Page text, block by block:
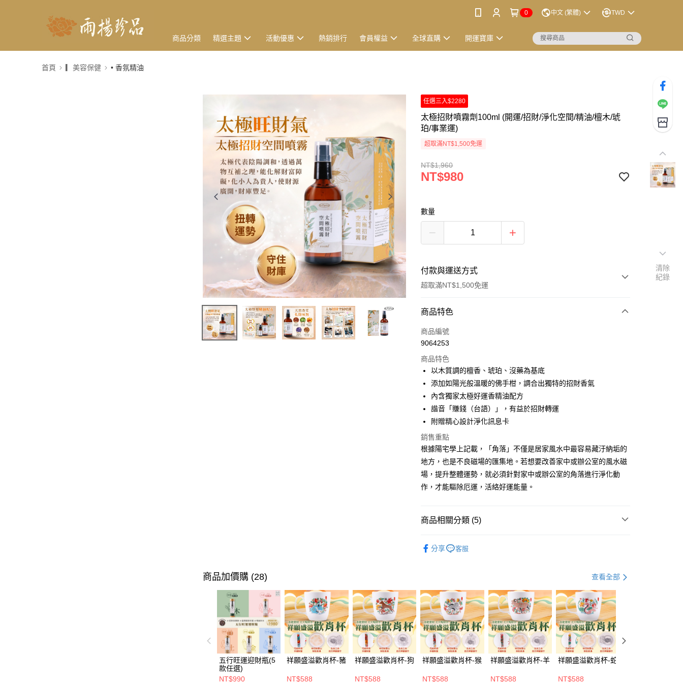
0 中文 (繁體) TWD
商品分類 精選主題 活動優惠 熱銷排行 會員權益 全球直購 開運寶庫
首頁 ▎美容保健 • 香氛精油
任選三入$2280
太極招財噴霧劑100ml (開運/招財/淨化空間/精油/檀木/琥
珀/事業運)
超取滿NT$1,500免運
NT$1,960
NT$980
數量
付款與運送方式
超取滿NT$1,500免運
付款方式
信用卡一次付款
Apple Pay
街口支付
悠遊付
Google Pay
全支付
大哥付你分期
相關說明
【大哥付你分期使用說明】
1.本服務由台灣大哥大提供，台灣大哥大用戶可立即使用無須另外申請。
完成交易。
消。如遇「轉專審核」未通過狀況，表示未達大哥付你分期系統評分，恕
1.分期款項不併入電信帳單，「大哥付你分期」於每月結算日後寄送繳費提
2.透過簡訊連結打開帳單後，可選擇「超商條碼／台灣大直營門市／銀行轉
帳／街口支付／iPASS MONEY」等通路繳費。
【注意事項】
1.本服務係由「台灣大哥大股份有限公司」（以下簡稱本公司）所提供，讓
用戶於交易時，得透過本服務購買商品或服務，並由商店將買賣／分期付
款買賣價金債權讓與本公司後，依約使用本公司帳單繳交帳款。
2.基於同意付款使用「大哥付你分期」之契約關係目的，商店將以您的個人
用，由本公司與您本人進行分期帳單所需資料之確認、核對及更正。
ATM付款
運送方式
付款後萊爾富取貨(訂單門檻$4000以下)
每筆NT$120，滿NT$1,500(含以上)免運費
付款後7-11取貨(訂單門檻$4000以下)
每筆NT$120，滿NT$1,500(含以上)免運費
宅配
商品特色
商品編號
9064253
商品特色
以木質調的檀香、琥珀、沒藥為基底
添加如陽光般溫暖的佛手柑，調合出獨特的招財香氣
內含獨家太極好運香精油配方
諧音「賺錢（台語）」，有益於招財轉運
附贈精心設計淨化訊息卡
銷售重點
根據陽宅學上記載，「角落」不僅是居家風水中最容易藏汙納垢的
地方，也是不良磁場的匯集地。若想要改善家中或辦公室的風水磁
場，提升整體運勢，就必須針對家中或辦公室的角落進行淨化動
作，才能驅除厄運，活絡好運能量。
商品相關分類 (5)
全站商品
🎯依需求選好運 💰 招財富
分享 客服
商品加價購 (28) 查看全部
五行旺運迎財瓶(5
款任選)
NT$990
祥願盛溢歡肖杯-豬
NT$588
祥願盛溢歡肖杯-狗
NT$588
祥願盛溢歡肖杯-猴
NT$588
祥願盛溢歡肖杯-羊
NT$588
祥願盛溢歡肖杯-蛇
NT$588
清除
紀錄